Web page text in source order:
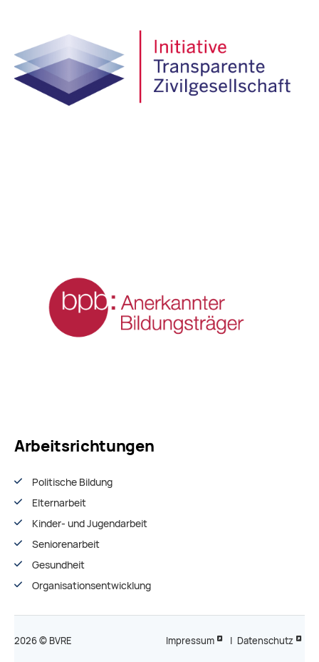
Arbeitsrichtungen
Politische Bildung
Elternarbeit
Kinder- und Jugendarbeit
Seniorenarbeit
Gesundheit
Organisationsentwiсklung
2026 © BVRE Impressum | Datenschutz